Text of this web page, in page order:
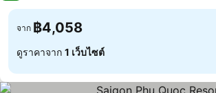
จาก ฿4,058
ดูราคาจาก 1 เว็บไซต์